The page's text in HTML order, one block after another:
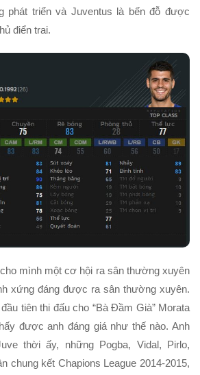
phát triển và Juventus là bến đỗ được
điển trai.
mình một cơ hội ra sân thường xuyên
xứng đáng được ra sân thường xuyên.
tiên thi đấu cho “Bà Đầm Già” Morata
được anh đáng giá như thế nào. Anh
thời ấy, những Pogba, Vidal, Pirlo,
chung kết Chapions League 2014-2015,